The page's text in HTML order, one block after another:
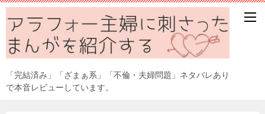
「完結済み」「ざまぁ系」「不倫・夫婦問題」ネタバレあり
で本音レビューしています。